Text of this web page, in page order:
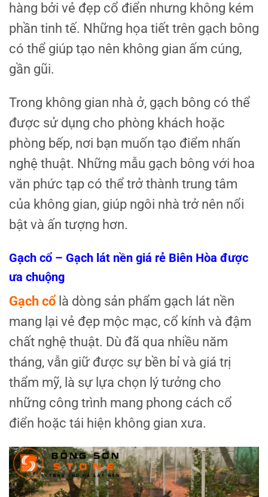
hàng bởi vẻ đẹp cổ điển nhưng không kém
phần tinh tế. Những họa tiết trên gạch bông
có thể giúp tạo nên không gian ấm cúng,
gần gũi.
Trong không gian nhà ở, gạch bông có thể
được sử dụng cho phòng khách hoặc
phòng bếp, nơi bạn muốn tạo điểm nhấn
nghệ thuật. Những mẫu gạch bông với hoa
văn phức tạp có thể trở thành trung tâm
của không gian, giúp ngôi nhà trở nên nổi
bật và ấn tượng hơn.
Gạch cổ – Gạch lát nền giá rẻ Biên Hòa được
ưa chuộng
Gạch cổ là dòng sản phẩm gạch lát nền
mang lại vẻ đẹp mộc mạc, cổ kính và đậm
chất nghệ thuật. Dù đã qua nhiều năm
tháng, vẫn giữ được sự bền bỉ và giá trị
thẩm mỹ, là sự lựa chọn lý tưởng cho
những công trình mang phong cách cổ
điển hoặc tái hiện không gian xưa.